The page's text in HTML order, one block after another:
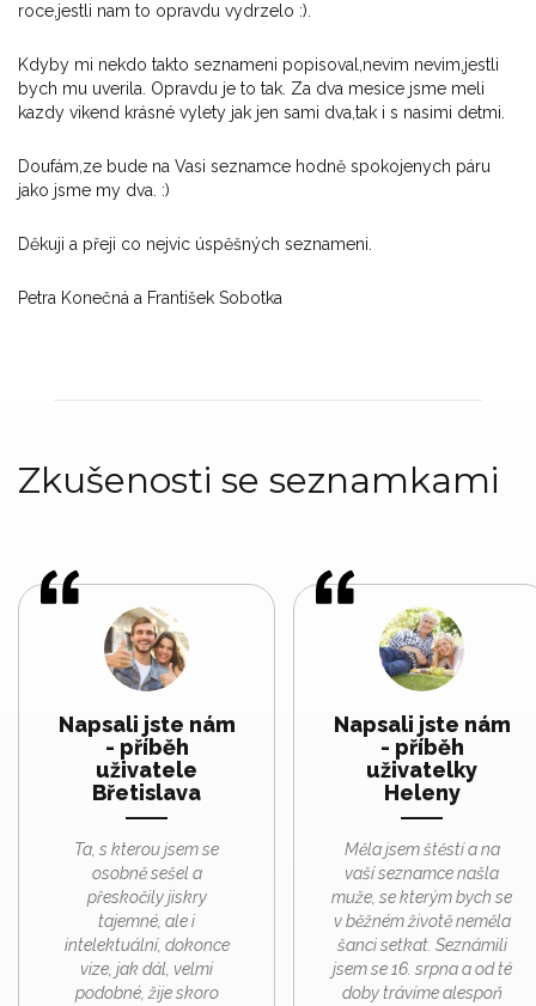
roce,jestli nam to opravdu vydrzelo :).
Kdyby mi nekdo takto seznameni popisoval,nevim nevim,jestli
bych mu uverila. Opravdu je to tak. Za dva mesice jsme meli
kazdy vikend krásné vylety jak jen sami dva,tak i s nasimi detmi.
Doufám,ze bude na Vasi seznamce hodně spokojenych páru
jako jsme my dva. :)
Děkuji a přeji co nejvic úspěšných seznameni.
Petra Konečná a František Sobotka
Zkušenosti se seznamkami
Napsali jste nám
- příběh
uživatele
Břetislava
Ta, s kterou jsem se
osobně sešel a
přeskočily jiskry
tajemné, ale i
intelektuální, dokonce
vize, jak dál, velmi
podobné, žije skoro
Napsali jste nám
- příběh
uživatelky
Heleny
Měla jsem štěstí a na
vaší seznamce našla
muže, se kterým bych se
v běžném životě neměla
šanci setkat. Seznámili
jsem se 16. srpna a od té
doby trávíme alespoň